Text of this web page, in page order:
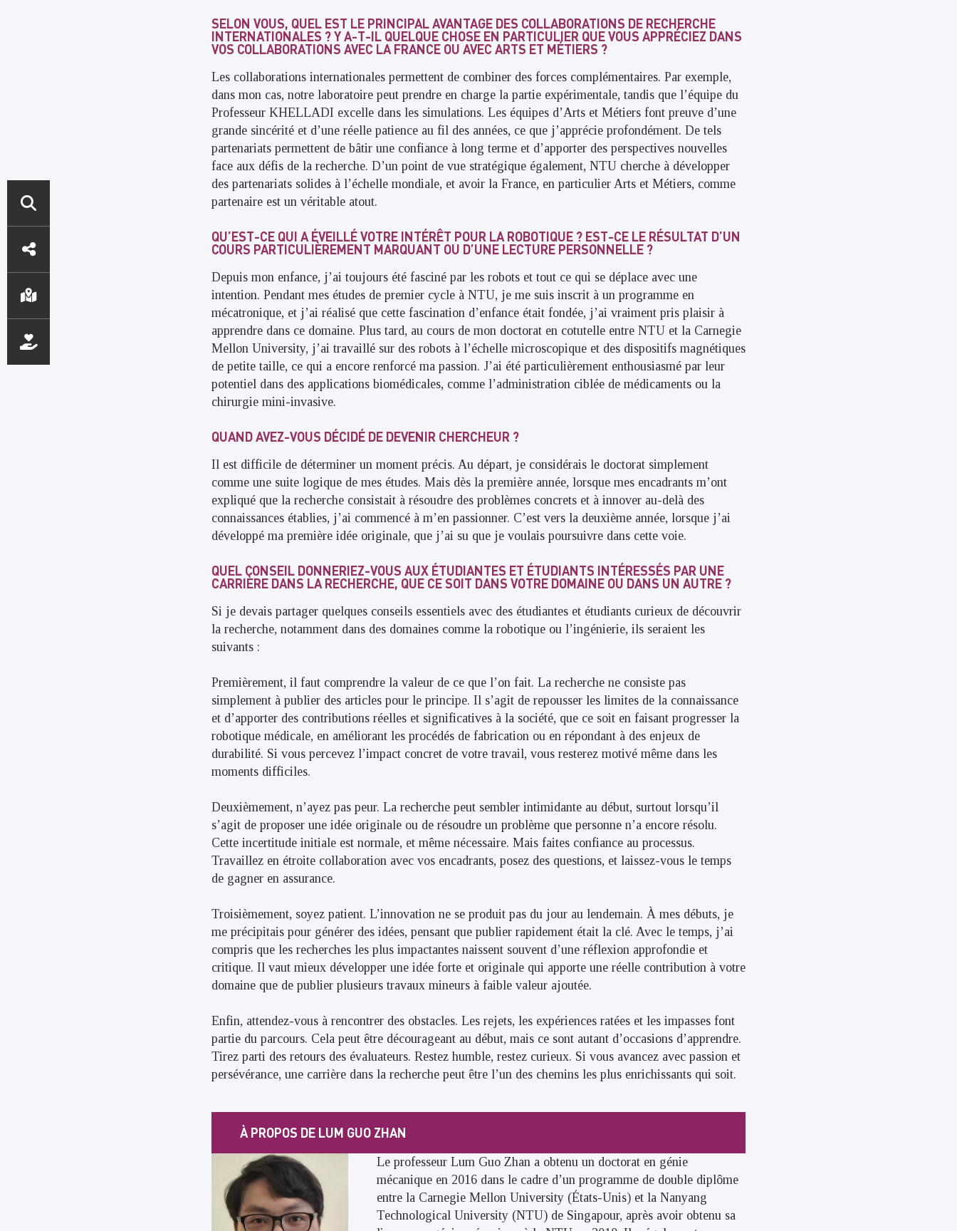
ACCÈS
DIRECTS
SELON VOUS, QUEL EST LE PRINCIPAL AVANTAGE DES COLLABORATIONS DE RECHERCHE
INTERNATIONALES ? Y A-T-IL QUELQUE CHOSE EN PARTICULIER QUE VOUS APPRÉCIEZ DANS
VOS COLLABORATIONS AVEC LA FRANCE OU AVEC ARTS ET MÉTIERS ?
Les collaborations internationales permettent de combiner des forces complémentaires. Par exemple,
dans mon cas, notre laboratoire peut prendre en charge la partie expérimentale, tandis que l’équipe du
Professeur KHELLADI excelle dans les simulations. Les équipes d’Arts et Métiers font preuve d’une
grande sincérité et d’une réelle patience au fil des années, ce que j’apprécie profondément. De tels
partenariats permettent de bâtir une confiance à long terme et d’apporter des perspectives nouvelles
face aux défis de la recherche. D’un point de vue stratégique également, NTU cherche à développer
des partenariats solides à l’échelle mondiale, et avoir la France, en particulier Arts et Métiers, comme
partenaire est un véritable atout.
QU’EST-CE QUI A ÉVEILLÉ VOTRE INTÉRÊT POUR LA ROBOTIQUE ? EST-CE LE RÉSULTAT D’UN
COURS PARTICULIÈREMENT MARQUANT OU D’UNE LECTURE PERSONNELLE ?
Depuis mon enfance, j’ai toujours été fasciné par les robots et tout ce qui se déplace avec une
intention. Pendant mes études de premier cycle à NTU, je me suis inscrit à un programme en
mécatronique, et j’ai réalisé que cette fascination d’enfance était fondée, j’ai vraiment pris plaisir à
apprendre dans ce domaine. Plus tard, au cours de mon doctorat en cotutelle entre NTU et la Carnegie
Mellon University, j’ai travaillé sur des robots à l’échelle microscopique et des dispositifs magnétiques
de petite taille, ce qui a encore renforcé ma passion. J’ai été particulièrement enthousiasmé par leur
potentiel dans des applications biomédicales, comme l’administration ciblée de médicaments ou la
chirurgie mini-invasive.
QUAND AVEZ-VOUS DÉCIDÉ DE DEVENIR CHERCHEUR ?
Il est difficile de déterminer un moment précis. Au départ, je considérais le doctorat simplement
comme une suite logique de mes études. Mais dès la première année, lorsque mes encadrants m’ont
expliqué que la recherche consistait à résoudre des problèmes concrets et à innover au-delà des
connaissances établies, j’ai commencé à m’en passionner. C’est vers la deuxième année, lorsque j’ai
développé ma première idée originale, que j’ai su que je voulais poursuivre dans cette voie.
QUEL CONSEIL DONNERIEZ-VOUS AUX ÉTUDIANTES ET ÉTUDIANTS INTÉRESSÉS PAR UNE
CARRIÈRE DANS LA RECHERCHE, QUE CE SOIT DANS VOTRE DOMAINE OU DANS UN AUTRE ?
Si je devais partager quelques conseils essentiels avec des étudiantes et étudiants curieux de découvrir
la recherche, notamment dans des domaines comme la robotique ou l’ingénierie, ils seraient les
suivants :
Premièrement, il faut comprendre la valeur de ce que l’on fait. La recherche ne consiste pas
simplement à publier des articles pour le principe. Il s’agit de repousser les limites de la connaissance
et d’apporter des contributions réelles et significatives à la société, que ce soit en faisant progresser la
robotique médicale, en améliorant les procédés de fabrication ou en répondant à des enjeux de
durabilité. Si vous percevez l’impact concret de votre travail, vous resterez motivé même dans les
moments difficiles.
Deuxièmement, n’ayez pas peur. La recherche peut sembler intimidante au début, surtout lorsqu’il
s’agit de proposer une idée originale ou de résoudre un problème que personne n’a encore résolu.
Cette incertitude initiale est normale, et même nécessaire. Mais faites confiance au processus.
Travaillez en étroite collaboration avec vos encadrants, posez des questions, et laissez-vous le temps
de gagner en assurance.
Troisièmement, soyez patient. L’innovation ne se produit pas du jour au lendemain. À mes débuts, je
me précipitais pour générer des idées, pensant que publier rapidement était la clé. Avec le temps, j’ai
compris que les recherches les plus impactantes naissent souvent d’une réflexion approfondie et
critique. Il vaut mieux développer une idée forte et originale qui apporte une réelle contribution à votre
domaine que de publier plusieurs travaux mineurs à faible valeur ajoutée.
Enfin, attendez-vous à rencontrer des obstacles. Les rejets, les expériences ratées et les impasses font
partie du parcours. Cela peut être décourageant au début, mais ce sont autant d’occasions d’apprendre.
Tirez parti des retours des évaluateurs. Restez humble, restez curieux. Si vous avancez avec passion et
persévérance, une carrière dans la recherche peut être l’un des chemins les plus enrichissants qui soit.
À PROPOS DE LUM GUO ZHAN
Le professeur Lum Guo Zhan a obtenu un doctorat en génie
mécanique en 2016 dans le cadre d’un programme de double diplôme
entre la Carnegie Mellon University (États-Unis) et la Nanyang
Technological University (NTU) de Singapour, après avoir obtenu sa